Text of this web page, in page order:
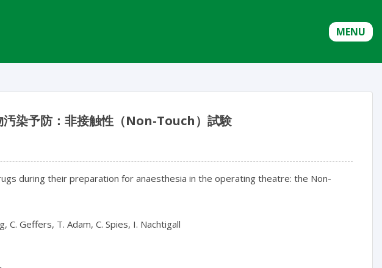
MENU
汚染予防：非接触性（Non-Touch）試験
during their preparation for anaesthesia in the operating theatre: the Non-
C. Geffers, T. Adam, C. Spies, I. Nachtigall